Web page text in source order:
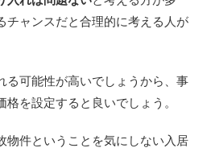
チャンスだと合理的に考える人が
る可能性が高いでしょうから、事
を設定すると良いでしょう。
物件ということを気にしない入居